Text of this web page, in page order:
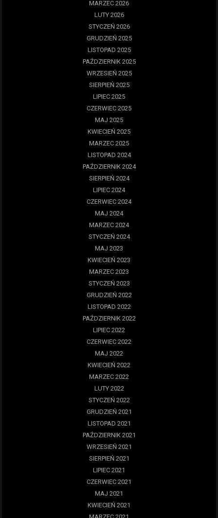
MARZEC 2026
LUTY 2026
STYCZEŃ 2026
GRUDZIEŃ 2025
LISTOPAD 2025
PAŹDZIERNIK 2025
WRZESIEŃ 2025
SIERPIEŃ 2025
LIPIEC 2025
CZERWIEC 2025
MAJ 2025
KWIECIEŃ 2025
MARZEC 2025
LISTOPAD 2024
PAŹDZIERNIK 2024
SIERPIEŃ 2024
LIPIEC 2024
CZERWIEC 2024
MAJ 2024
MARZEC 2024
STYCZEŃ 2024
MAJ 2023
KWIECIEŃ 2023
MARZEC 2023
STYCZEŃ 2023
GRUDZIEŃ 2022
LISTOPAD 2022
PAŹDZIERNIK 2022
LIPIEC 2022
CZERWIEC 2022
MAJ 2022
KWIECIEŃ 2022
MARZEC 2022
LUTY 2022
STYCZEŃ 2022
GRUDZIEŃ 2021
LISTOPAD 2021
PAŹDZIERNIK 2021
WRZESIEŃ 2021
SIERPIEŃ 2021
LIPIEC 2021
CZERWIEC 2021
MAJ 2021
KWIECIEŃ 2021